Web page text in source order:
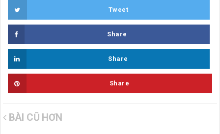
Tweet
Share
Share
Share
BÀI CŨ HƠN